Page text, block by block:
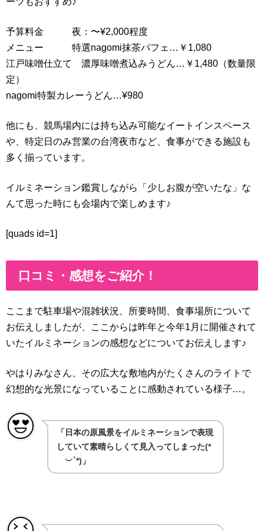
予算料金 夜：〜¥2,000程度
メニュー 特選nagomi抹茶パフェ…￥1,080
江戸味噌仕立て 濃厚味噌煮込みうどん…￥1,480（数量限
定）
nagomi特製カレーうどん…¥980
他にも、競馬場内には持ち込み可能なイートインスペース
や、特定日のみ営業の台湾夜市など、食事ができる施設も
多く揃っています。
イルミネーション鑑賞しながら「少しお腹が空いたな」な
んて思った時にも会場内で楽しめます♪
[quads id=1]
口コミ・感想をご紹介！
ここまで駐車場や混雑状況、所要時間、食事場所について
お伝えしましたが、ここからは昨年と今年1月に開催されて
いたイルミネーションの感想などについてお伝えします♪
やはりみなさん、その広大な敷地内がたくさんのライトで
幻想的な光景になっていることに感動されている様子…。
「日本の原風景をイルミネーションで表現
していて素晴らしくて見入ってしまった(*
´︶`*)」